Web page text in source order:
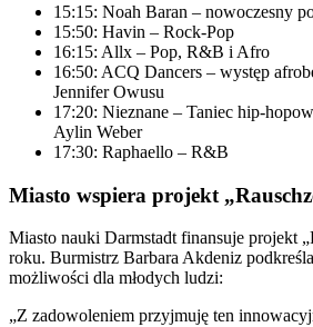
15:15: Noah Baran – nowoczesny
15:50: Havin – Rock-Pop
16:15: Allx – Pop, R&B i Afro
16:50: ACQ Dancers – występ
Jennifer Owusu
17:20: Nieznane – Taniec hip-
Aylin Weber
17:30: Raphaello – R&B
Miasto wspiera projekt
Miasto nauki Darmstadt finansuje projekt
roku. Burmistrz Barbara Akdeniz
możliwości dla młodych ludzi:
„Z zadowoleniem przyjmuję ten